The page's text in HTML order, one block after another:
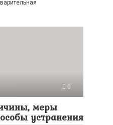
0
меры
устранения